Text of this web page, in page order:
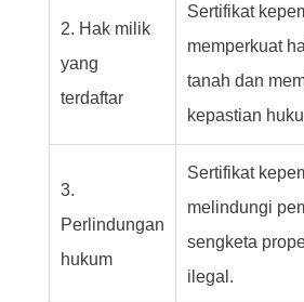
2. Hak milik
yang
terdaftar
Sertifikat
memperkuat
tanah dan
kepastian
3.
Perlindungan
hukum
Sertifikat
melindungi
sengketa
ilegal.